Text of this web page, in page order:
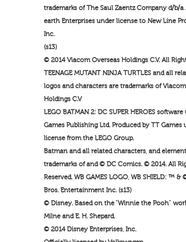
trademarks of The Saul Zaentz Company d/b/a
earth Enterprises under license to New Line
Inc.
(s13)
© 2014 Viacom Overseas Holdings C.V. All
TEENAGE MUTANT NINJA TURTLES and all
logos and characters are trademarks of
Holdings C.V
LEGO BATMAN 2: DC SUPER HEROES
Games Publishing Ltd. Produced by TT Games
license from the LEGO Group.
Batman and all related characters, and
trademarks of and © DC Comics. © 2014. All
Reserved. WB GAMES LOGO, WB SHIELD: ™ &
Bros. Entertainment Inc. (s13)
© Disney. Based on the “Winnie the Pooh”
Milne and E. H. Shepard.
© 2014 Disney Enterprises, Inc.